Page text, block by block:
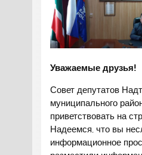
Уважаемые друзья!
Совет депутатов
муниципального
приветствовать на
Надеемся, что вы
информационное